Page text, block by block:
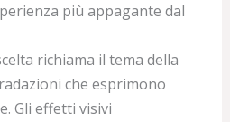
più appagante dal
richiama il tema della
che esprimono
Gli effetti visivi